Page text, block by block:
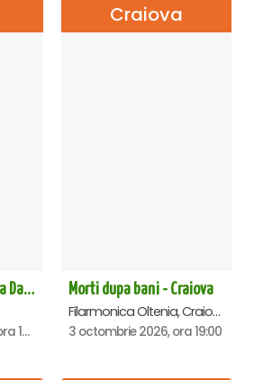
PRINS IN...PLASA - Sala Dalles
30 septembrie 2026, ora 19:30
Craiova
Morti dupa bani - Craiova
Filarmonica Oltenia, Craiova
3 octombrie 2026, ora 19:00